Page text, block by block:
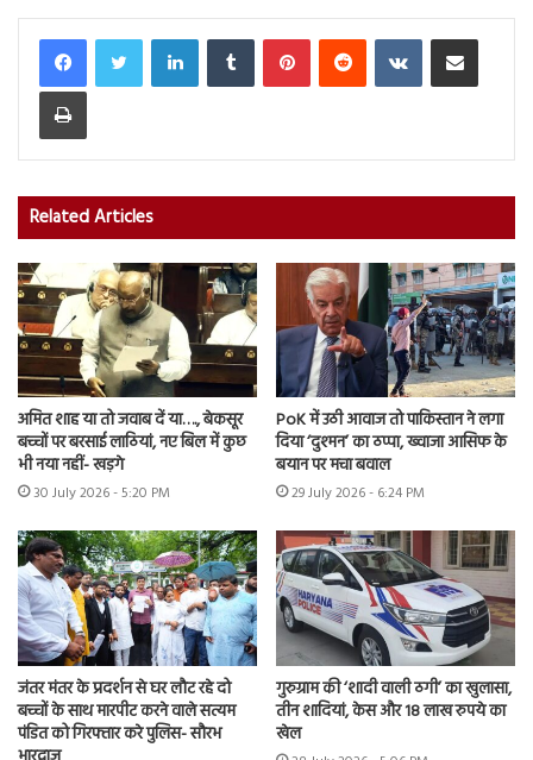
LinkedInTumblr PinterestReddit VKontakteShare via Email
Print
Related Articles
अमित शाह या तो जवाब दें या…., बेकसूर
बच्चों पर बरसाई लाठियां, नए बिल में कुछ
भी नया नहीं- खड़गे
30 July 2026 - 5:20 PM
PoK में उठी आवाज तो पाकिस्तान ने लगा
दिया ‘दुश्मन’ का ठप्पा, ख्वाजा आसिफ के
बयान पर मचा बवाल
29 July 2026 - 6:24 PM
जंतर मंतर के प्रदर्शन से घर लौट रहे दो
बच्चों के साथ मारपीट करने वाले सत्यम
पंडित को गिरफ्तार करे पुलिस- सौरभ
गुरुग्राम की ‘शादी वाली ठगी’ का खुलासा,
तीन शादियां, केस और 18 लाख रुपये का
खेल